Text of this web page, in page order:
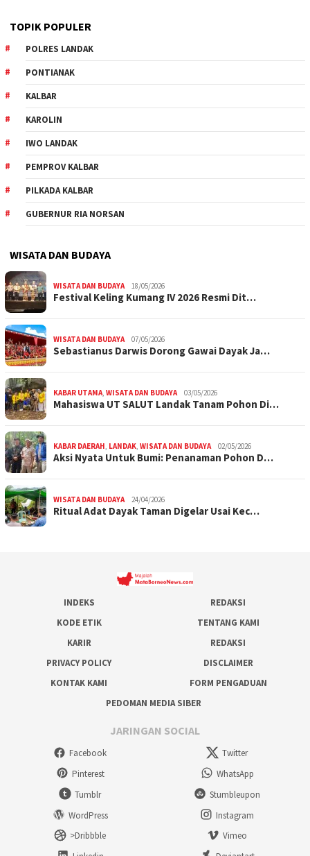
TOPIK POPULER
POLRES LANDAK
PONTIANAK
KALBAR
KAROLIN
IWO LANDAK
PEMPROV KALBAR
PILKADA KALBAR
GUBERNUR RIA NORSAN
WISATA DAN BUDAYA
WISATA DAN BUDAYA 18/05/2026
Festival Keling Kumang IV 2026 Resmi Dit…
WISATA DAN BUDAYA 07/05/2026
Sebastianus Darwis Dorong Gawai Dayak Ja…
KABAR UTAMA, WISATA DAN BUDAYA 03/05/2026
Mahasiswa UT SALUT Landak Tanam Pohon Di…
KABAR DAERAH, LANDAK, WISATA DAN BUDAYA 02/05/2026
Aksi Nyata Untuk Bumi: Penanaman Pohon D…
WISATA DAN BUDAYA 24/04/2026
Ritual Adat Dayak Taman Digelar Usai Kec…
INDEKS
REDAKSI
KODE ETIK
TENTANG KAMI
KARIR
REDAKSI
PRIVACY POLICY
DISCLAIMER
KONTAK KAMI
FORM PENGADUAN
PEDOMAN MEDIA SIBER
JARINGAN SOCIAL
Facebook
Twitter
Pinterest
WhatsApp
Tumblr
Stumbleupon
WordPress
Instagram
>Dribbble
Vimeo